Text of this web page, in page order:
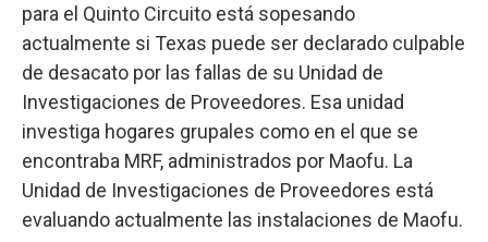
para el Quinto Circuito está sopesando
actualmente si Texas puede ser declarado culpable
de desacato por las fallas de su Unidad de
Investigaciones de Proveedores. Esa unidad
investiga hogares grupales como en el que se
encontraba MRF, administrados por Maofu. La
Unidad de Investigaciones de Proveedores está
evaluando actualmente las instalaciones de Maofu.